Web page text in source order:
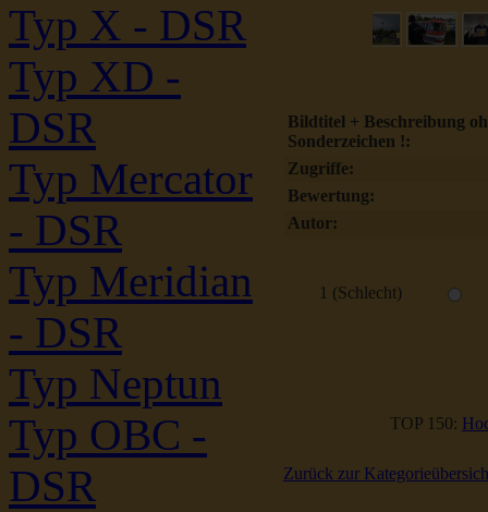
Typ X - DSR
Typ XD -
DSR
Typ Mercator
- DSR
Typ Meridian
- DSR
Typ Neptun
Typ OBC -
DSR
Bildtitel + Beschreibung
Sonderzeichen !:
Zugriffe:
Bewertung:
Autor:
1 (Schlecht)
TOP 150:
Zurück zur